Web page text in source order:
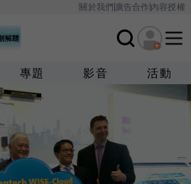
關於我們廣告合作內容授權
專題 影音 活動